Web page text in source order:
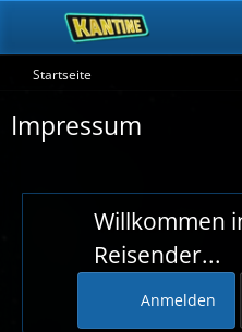
Startseite
Impressum
Willkommen
Reisender...
Anmelden